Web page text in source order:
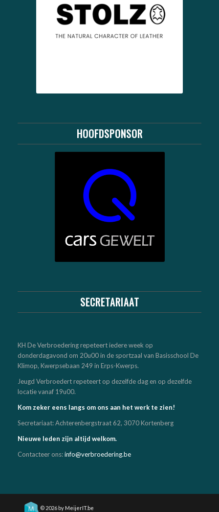
HOOFDSPONSOR
SECRETARIAAT
KH De Verbroedering repeteert iedere week op
donderdagavond om 20u00 in de sportzaal van Basisschool De
Klimop, Kwerpsebaan 249 in Erps-Kwerps.
Jeugd Verbroedert repeteert op dezelfde dag en op dezelfde
locatie vanaf 19u00.
Kom zeker eens langs om ons aan het werk te zien!
Secretariaat: Achterenbergstraat 62, 3070 Kortenberg
Nieuwe leden zijn altijd welkom.
Contacteer ons:info@verbroedering.be
© 2026 by MeijerIT.be